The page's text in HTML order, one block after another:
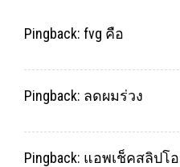
Pingback: fvg คือ
Pingback: ลดผมร่วง
Pingback: แอพเช็คสลิปโ